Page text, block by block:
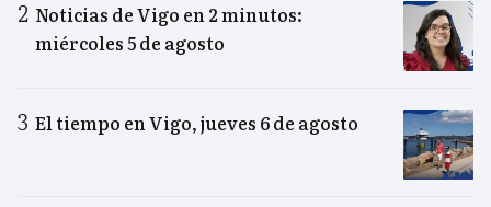
Noticias de Vigo en 2 minutos:
miércoles 5 de agosto
El tiempo en Vigo, jueves 6 de agosto